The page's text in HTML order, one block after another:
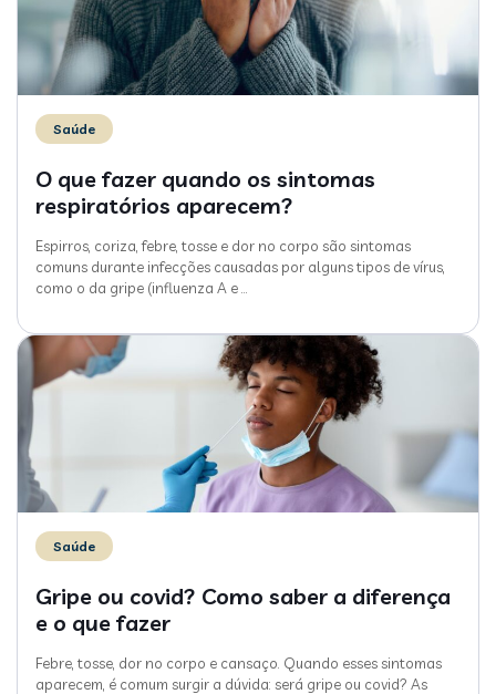
Saúde
O que fazer quando os sintomas
respiratórios aparecem?
Espirros, coriza, febre, tosse e dor no corpo são sintomas
comuns durante infecções causadas por alguns tipos de vírus,
como o da gripe (influenza A e…
Saúde
Gripe ou covid? Como saber a diferença
e o que fazer
Febre, tosse, dor no corpo e cansaço. Quando esses sintomas
aparecem, é comum surgir a dúvida: será gripe ou covid? As